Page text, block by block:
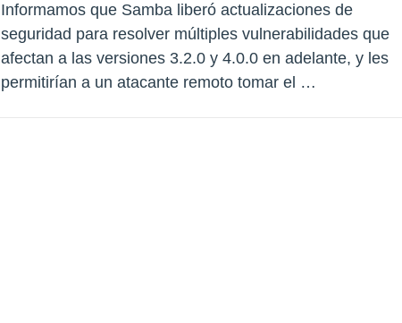
Informamos que Samba liberó actualizaciones de
seguridad para resolver múltiples vulnerabilidades que
afectan a las versiones 3.2.0 y 4.0.0 en adelante, y les
permitirían a un atacante remoto tomar el …